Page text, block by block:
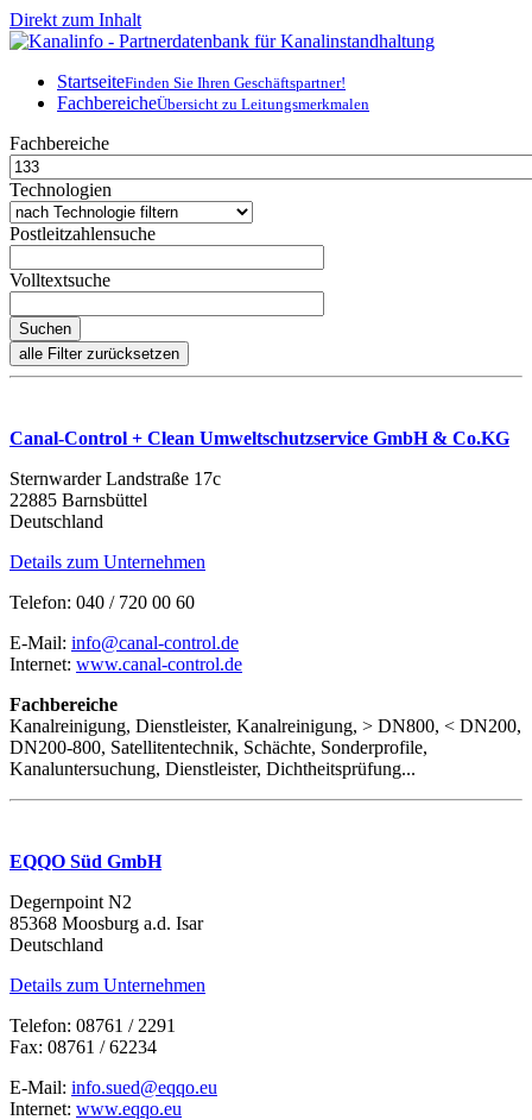
Direkt zum Inhalt
StartseiteFinden Sie Ihren Geschäftspartner!
FachbereicheÜbersicht zu Leitungsmerkmalen
Fachbereiche
Technologien
Postleitzahlensuche
Volltextsuche
Canal-Control + Clean Umweltschutzservice GmbH & Co.KG
Sternwarder Landstraße 17c
22885 Barnsbüttel
Deutschland
Details zum Unternehmen
Telefon: 040 / 720 00 60
E-Mail: info@canal-control.de
Internet: www.canal-control.de
Fachbereiche
Kanalreinigung, Dienstleister, Kanalreinigung, > DN800, < DN200,
DN200-800, Satellitentechnik, Schächte, Sonderprofile,
Kanaluntersuchung, Dienstleister, Dichtheitsprüfung...
EQQO Süd GmbH
Degernpoint N2
85368 Moosburg a.d. Isar
Deutschland
Details zum Unternehmen
Telefon: 08761 / 2291
Fax: 08761 / 62234
E-Mail: info.sued@eqqo.eu
Internet: www.eqqo.eu